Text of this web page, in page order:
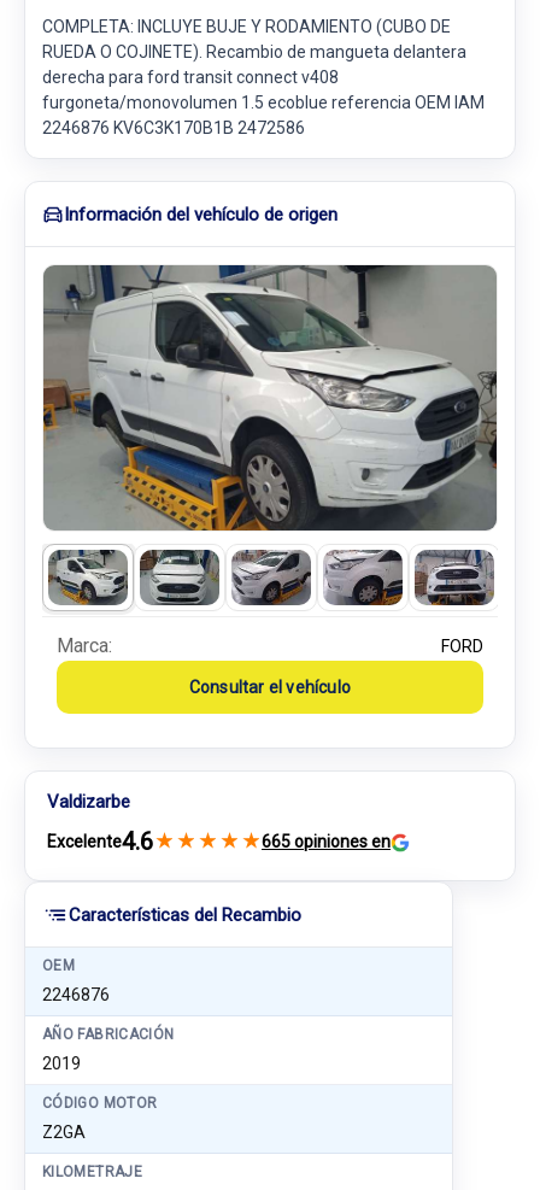
Características del Recambio
OEM
2246876
AÑO FABRICACIÓN
2019
CÓDIGO MOTOR
Z2GA
KILOMETRAJE
COMPLETA: INCLUYE BUJE Y RODAMIENTO (CUBO DE
RUEDA O COJINETE). Recambio de mangueta delantera
derecha para ford transit connect v408
furgoneta/monovolumen 1.5 ecoblue referencia OEM IAM
2246876 KV6C3K170B1B 2472586
Información del vehículo de origen
Marca: FORD
Consultar el vehículo
Valdizarbe
Excelente4.6★ ★ ★ ★ ★665 opiniones en